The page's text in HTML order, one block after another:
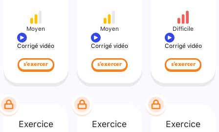
Moyen
Corrigé vidéo
s'exercer
Moyen
Corrigé vidéo
s'exercer
Difficile
Corrigé vidéo
s'exercer
Exercice Exercice Exercice